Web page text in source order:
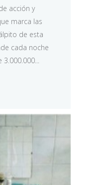
acción y
marca las
de esta
cada noche